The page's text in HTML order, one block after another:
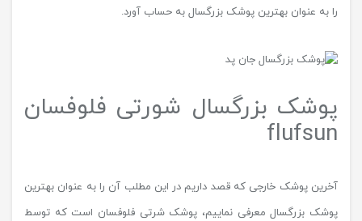
را به عنوان بهترین پوشک بزرگسال به حساب آورد.
پوشک بزرگسال شورتی فلوفسان
flufsun
آخرین پوشک خارجی که قصد داریم در این مطلب آن را به عنوان بهترین
پوشک بزرگسال معرفی نماییم، پوشک شرتی فلوفسان است که توسط